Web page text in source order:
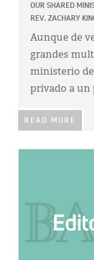
OUR SHARED
REV. ZACHARY
Aunque de
grandes
ministerio de
privado a un
READ MORE